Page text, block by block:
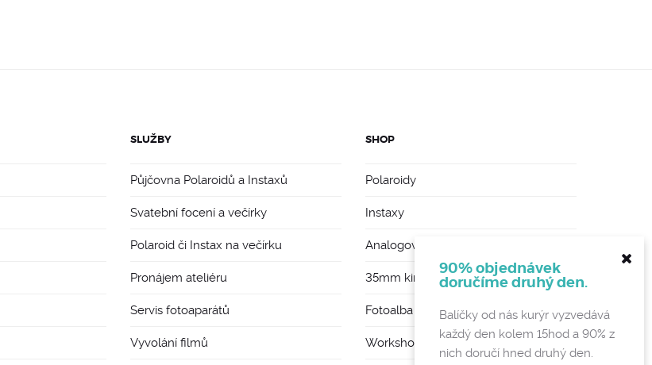
SLUŽBY
Půjčovna Polaroidů a Instaxů
Svatební focení a večírky
Polaroid či Instax na večírku
Pronájem ateliéru
Servis fotoaparátů
Vyvolání filmů
SHOP
Polaroidy
Instaxy
Analogové foťáky
35mm kinofilmy
Fotoalba a rámy
Workshopy
90% objednávek
doručíme druhý den.
Balíčky od nás kurýr vyzvedává
každý den kolem 15hod a 90% z
nich doručí hned druhý den.